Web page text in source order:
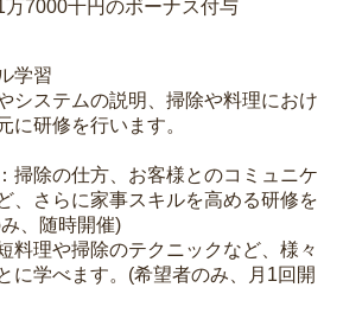
万7000千円のボーナス付与
学習
システムの説明、掃除や料理におけ
に研修を行います。
掃除の仕方、お客様とのコミュニケ
、さらに家事スキルを高める研修を
、随時開催)
料理や掃除のテクニックなど、様々
に学べます。(希望者のみ、月1回開